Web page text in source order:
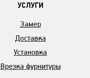
УСЛУГИ
Замер
Доставка
Установка
Врезка фурнитуры